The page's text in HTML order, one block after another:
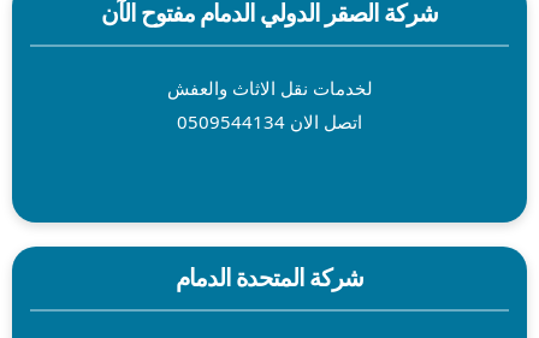
شركة الصقر الدولي الدمام مفتوح الآن
لخدمات نقل الاثاث والعفش
اتصل الان 0509544134
شركة المتحدة الدمام